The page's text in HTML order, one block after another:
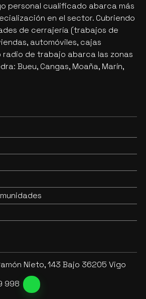
personal cualificado abarca más
en el sector. Cubriendo
de cerrajería (trabajos de
automóviles, cajas
radio de trabajo abarca las zonas
Bueu, Cangas, Moaña, Marín,
Nieto, 143 Bajo 36205 Vigo
998